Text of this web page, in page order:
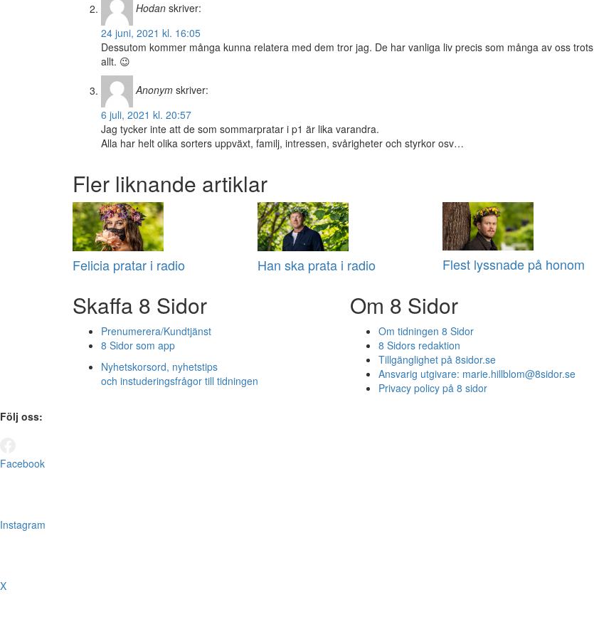
Hodan skriver:
24 juni, 2021 kl. 16:05
Dessutom kommer många kunna relatera med dem tror jag. De har vanliga liv precis som många av oss trots
allt. 😉
Anonym skriver:
6 juli, 2021 kl. 20:57
Jag tycker inte att de som sommarpratar i p1 är lika varandra.
Alla har helt olika sorters uppväxt, familj, intressen, svårigheter och styrkor osv…
Fler liknande artiklar
Felicia pratar i radio Han ska prata i radio Flest lyssnade på honom
Skaffa 8 Sidor
Prenumerera/Kundtjänst
8 Sidor som app
Nyhetskorsord, nyhetstips
och instuderingsfrågor till tidningen
Om 8 Sidor
Om tidningen 8 Sidor
8 Sidors redaktion
Tillgänglighet på 8sidor.se
Ansvarig utgivare: marie.hillblom@8sidor.se
Privacy policy på 8 sidor
Följ oss:
Facebook
Instagram
X